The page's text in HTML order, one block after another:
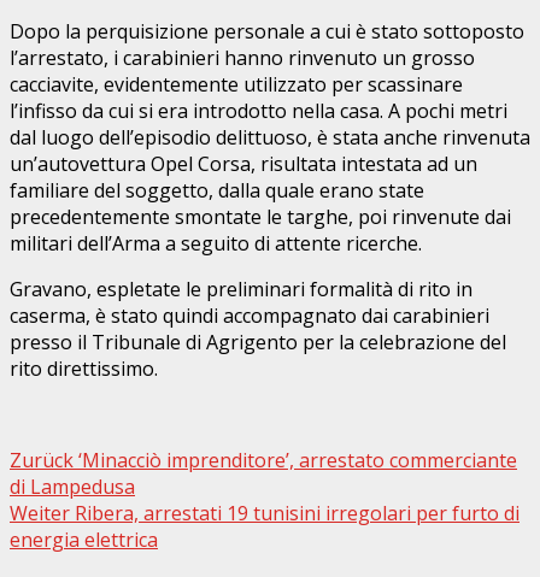
Dopo la perquisizione personale a cui è stato sottoposto
l’arrestato, i carabinieri hanno rinvenuto un grosso
cacciavite, evidentemente utilizzato per scassinare
l’infisso da cui si era introdotto nella casa. A pochi metri
dal luogo dell’episodio delittuoso, è stata anche rinvenuta
un’autovettura Opel Corsa, risultata intestata ad un
familiare del soggetto, dalla quale erano state
precedentemente smontate le targhe, poi rinvenute dai
militari dell’Arma a seguito di attente ricerche.
Gravano, espletate le preliminari formalità di rito in
caserma, è stato quindi accompagnato dai carabinieri
presso il Tribunale di Agrigento per la celebrazione del
rito direttissimo.
Beitragsnavigation
Zurück‘Minacciò imprenditore’, arrestato commerciante
di Lampedusa
Weiter Ribera, arrestati 19 tunisini irregolari per furto di
energia elettrica